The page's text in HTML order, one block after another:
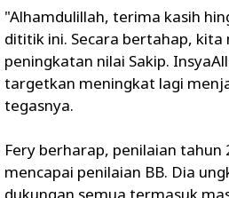
"Alhamdulillah, terima kasih
dititik ini. Secara bertahap, kita
peningkatan nilai Sakip.
targetkan meningkat lagi
tegasnya.
Fery berharap, penilaian tahun
mencapai penilaian BB. Dia